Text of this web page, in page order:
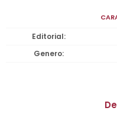
Editorial
Genero